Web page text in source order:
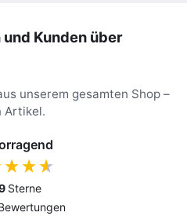
und Kunden über
unserem gesamten Shop –
Artikel.
Sterne